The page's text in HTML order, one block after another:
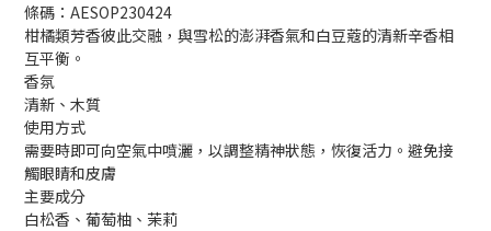
條碼：AESOP230424
柑橘類芳香彼此交融，與雪松的澎湃香氣和白豆蔻的清新辛香相
互平衡。
香氛
清新、木質
使用方式
需要時即可向空氣中噴灑，以調整精神狀態，恢復活力。避免接
觸眼睛和皮膚
主要成分
白松香、葡萄柚、茉莉